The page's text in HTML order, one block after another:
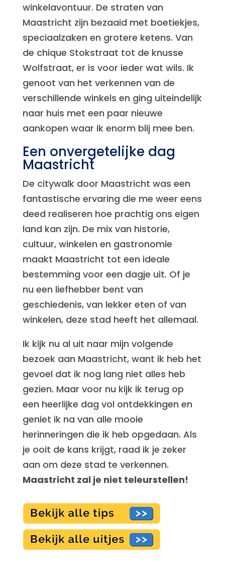
winkelavontuur. De straten van
Maastricht zijn bezaaid met boetiekjes,
speciaalzaken en grotere ketens. Van
de chique Stokstraat tot de knusse
Wolfstraat, er is voor ieder wat wils. Ik
genoot van het verkennen van de
verschillende winkels en ging uiteindelijk
naar huis met een paar nieuwe
aankopen waar ik enorm blij mee ben.
Een onvergetelijke dag
Maastricht
De citywalk door Maastricht was een
fantastische ervaring die me weer eens
deed realiseren hoe prachtig ons eigen
land kan zijn. De mix van historie,
cultuur, winkelen en gastronomie
maakt Maastricht tot een ideale
bestemming voor een dagje uit. Of je
nu een liefhebber bent van
geschiedenis, van lekker eten of van
winkelen, deze stad heeft het allemaal.
Ik kijk nu al uit naar mijn volgende
bezoek aan Maastricht, want ik heb het
gevoel dat ik nog lang niet alles heb
gezien. Maar voor nu kijk ik terug op
een heerlijke dag vol ontdekkingen en
geniet ik na van alle mooie
herinneringen die ik heb opgedaan. Als
je ooit de kans krijgt, raad ik je zeker
aan om deze stad te verkennen.
Maastricht zal je niet teleurstellen!